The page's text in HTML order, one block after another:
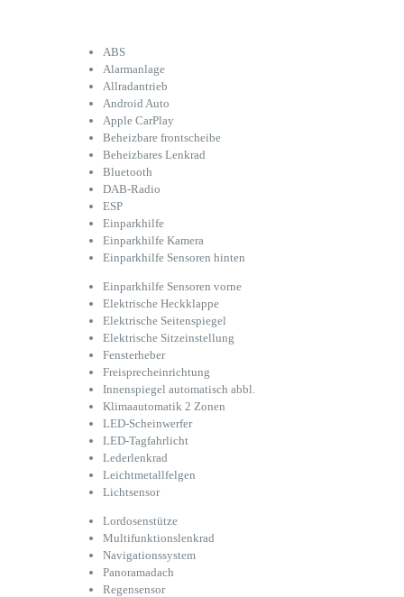
ABS
Alarmanlage
Allradantrieb
Android Auto
Apple CarPlay
Beheizbare frontscheibe
Beheizbares Lenkrad
Bluetooth
DAB-Radio
ESP
Einparkhilfe
Einparkhilfe Kamera
Einparkhilfe Sensoren hinten
Einparkhilfe Sensoren vorne
Elektrische Heckklappe
Elektrische Seitenspiegel
Elektrische Sitzeinstellung
Fensterheber
Freisprecheinrichtung
Innenspiegel automatisch abbl.
Klimaautomatik 2 Zonen
LED-Scheinwerfer
LED-Tagfahrlicht
Lederlenkrad
Leichtmetallfelgen
Lichtsensor
Lordosenstütze
Multifunktionslenkrad
Navigationssystem
Panoramadach
Regensensor